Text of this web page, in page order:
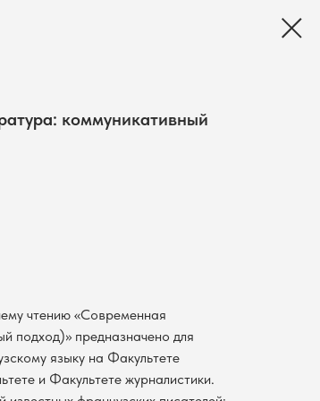
коммуникативный
чтению «Современная
подход)» предназначено для
языку на Факультете
и Факультете журналистики.